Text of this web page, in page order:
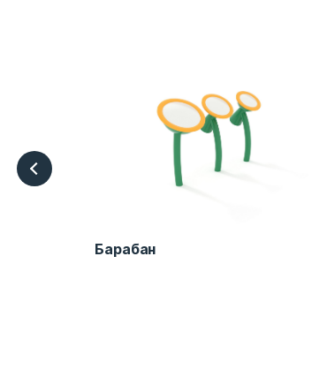
Барабан